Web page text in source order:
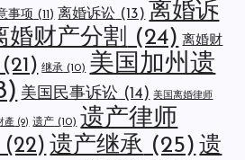
事项 (11) 离婚诉讼 (13) 离婚诉
婚财产分割 (24) 离婚财
(21) 继承 (10) 美国加州遗
美国民事诉讼 (14) 美国离婚律师
產 (9) 遗产 (10) 遗产律师
(22) 遗产继承 (25) 遗